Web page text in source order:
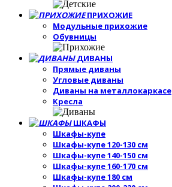
ПРИХОЖИЕ
Модульные прихожие
Обувницы
ДИВАНЫ
Прямые диваны
Угловые диваны
Диваны на металлокаркасе
Кресла
ШКАФЫ
Шкафы-купе
Шкафы-купе 120-130 см
Шкафы-купе 140-150 см
Шкафы-купе 160-170 см
Шкафы-купе 180 см